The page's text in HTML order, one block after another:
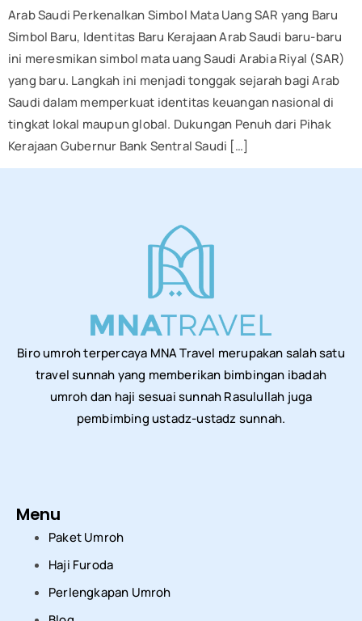
Arab Saudi Perkenalkan Simbol Mata Uang SAR yang Baru
Simbol Baru, Identitas Baru Kerajaan Arab Saudi baru-baru
ini meresmikan simbol mata uang Saudi Arabia Riyal (SAR)
yang baru. Langkah ini menjadi tonggak sejarah bagi Arab
Saudi dalam memperkuat identitas keuangan nasional di
tingkat lokal maupun global. Dukungan Penuh dari Pihak
Kerajaan Gubernur Bank Sentral Saudi […]
Biro umroh terpercaya MNA Travel merupakan salah satu
travel sunnah yang memberikan bimbingan ibadah
umroh dan haji sesuai sunnah Rasulullah juga
pembimbing ustadz-ustadz sunnah.
Menu
Paket Umroh
Haji Furoda
Perlengkapan Umroh